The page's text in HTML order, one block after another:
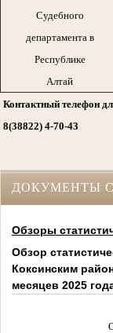
Судебного
департамента в
Республике
Алтай
Контактный телефон
8(38822) 4-70-43
ДОКУМЕНТЫ
Обзоры
Обзор
Коксинским
месяцев 2025